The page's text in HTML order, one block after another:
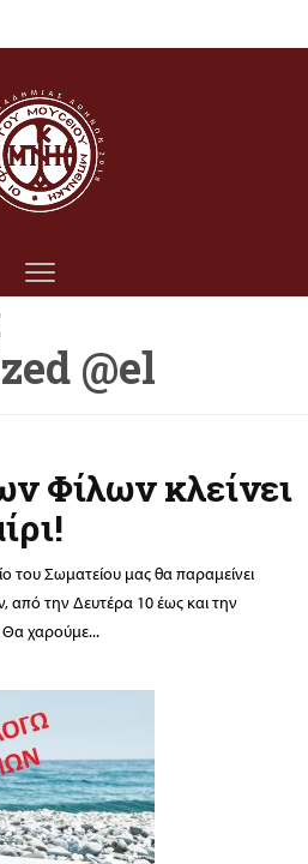
@el
Φίλων κλείνει
του Σωματείου μας θα παραμείνει
από την Δευτέρα 10 έως και την
χαρούμε...